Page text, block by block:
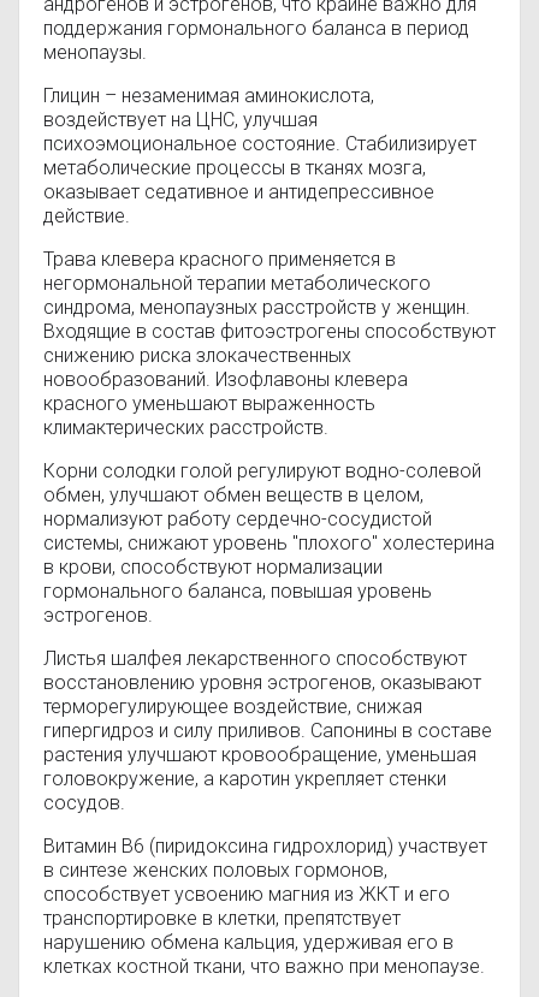
поддержания гормонального баланса в период
менопаузы.
Глицин – незаменимая аминокислота,
воздействует на ЦНС, улучшая
психоэмоциональное состояние. Стабилизирует
метаболические процессы в тканях мозга,
оказывает седативное и антидепрессивное
действие.
Трава клевера красного применяется в
негормональной терапии метаболического
синдрома, менопаузных расстройств у женщин.
Входящие в состав фитоэстрогены способствуют
снижению риска злокачественных
новообразований. Изофлавоны клевера
красного уменьшают выраженность
климактерических расстройств.
Корни солодки голой регулируют водно-солевой
обмен, улучшают обмен веществ в целом,
нормализуют работу сердечно-сосудистой
системы, снижают уровень "плохого" холестерина
в крови, способствуют нормализации
гормонального баланса, повышая уровень
эстрогенов.
Листья шалфея лекарственного способствуют
восстановлению уровня эстрогенов, оказывают
терморегулирующее воздействие, снижая
гипергидроз и силу приливов. Сапонины в составе
растения улучшают кровообращение, уменьшая
головокружение, а каротин укрепляет стенки
сосудов.
Витамин В6 (пиридоксина гидрохлорид) участвует
в синтезе женских половых гормонов,
способствует усвоению магния из ЖКТ и его
транспортировке в клетки, препятствует
нарушению обмена кальция, удерживая его в
клетках костной ткани, что важно при менопаузе.